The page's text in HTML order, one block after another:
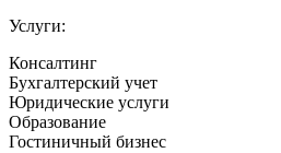
Услуги:
Консалтинг
Бухгалтерский учет
Юридические услуги
Образование
Гостиничный бизнес